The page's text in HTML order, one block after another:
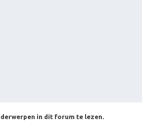
in dit forum te lezen.